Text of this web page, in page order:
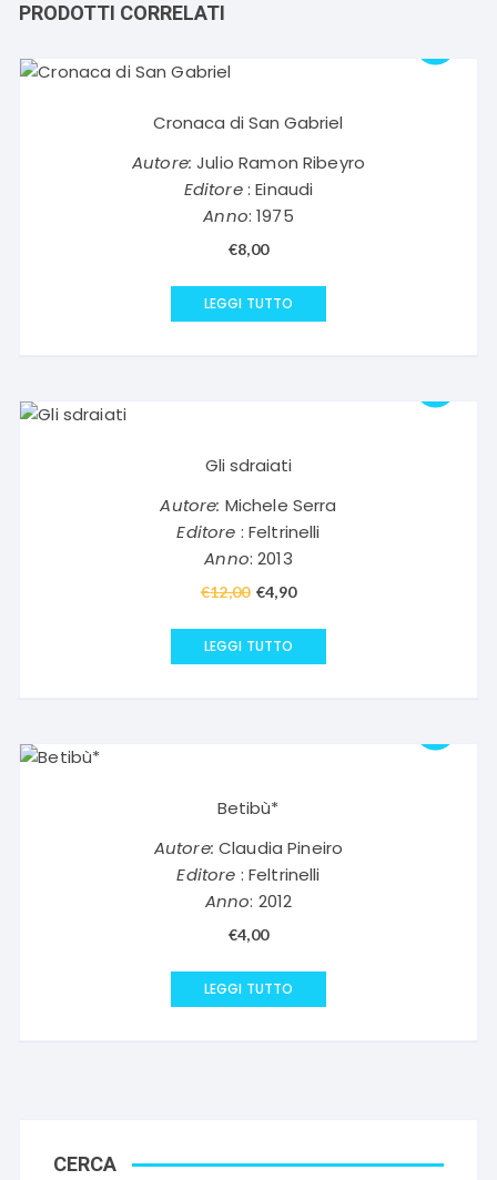
PRODOTTI CORRELATI
Cronaca di San Gabriel
Autore: Julio Ramon Ribeyro
Editore: Einaudi
Anno: 1975
€8,00
LEGGI TUTTO
Gli sdraiati
Autore: Michele Serra
Editore : Feltrinelli
Anno: 2013
€12,00 Il
originale
€4,90Il
LEGGI TUTTO
Betibù*
Autore: Claudia Pineiro
Editore : Feltrinelli
Anno: 2012
€4,00
LEGGI TUTTO
CERCA